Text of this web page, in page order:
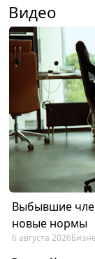
Видео
Выбывшие
новые нормы
6 августа 2026